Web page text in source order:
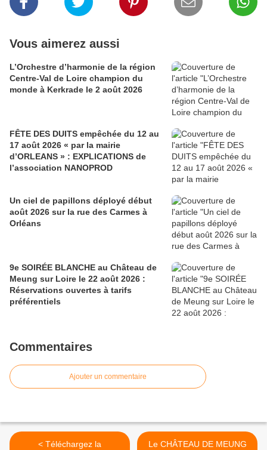
Vous aimerez aussi
L’Orchestre d’harmonie de la région
Centre-Val de Loire champion du
monde à Kerkrade le 2 août 2026
FÊTE DES DUITS empêchée du 12 au
17 août 2026 « par la mairie
d’ORLEANS » : EXPLICATIONS de
l’association NANOPROD
Un ciel de papillons déployé début
août 2026 sur la rue des Carmes à
Orléans
9e SOIRÉE BLANCHE au Château de
Meung sur Loire le 22 août 2026 :
Réservations ouvertes à tarifs
préférentiels
Commentaires
Ajouter un commentaire
< Téléchargez la
Le CHÂTEAU DE MEUNG